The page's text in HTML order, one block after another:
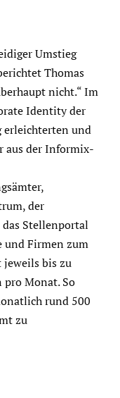
Umstieg
Thomas
nicht.“ Im
Identity der
erleichterten und
aus der Informix-
der
Stellenportal
und Firmen zum
jeweils bis zu
pro Monat. So
rund 500
zu